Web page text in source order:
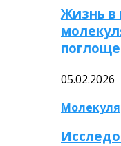
Жизнь в
05.02.2026